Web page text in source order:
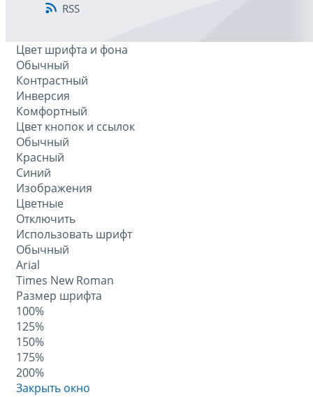
RSS
Цвет шрифта и фона
Обычный
Контрастный
Инверсия
Комфортный
Цвет кнопок и ссылок
Обычный
Красный
Синий
Изображения
Цветные
Отключить
Использовать шрифт
Обычный
Arial
Times New Roman
Размер шрифта
100%
125%
150%
175%
200%
Закрыть окно